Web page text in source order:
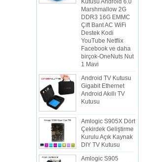
DDR3 16G EMMC
Çift Bant AC WiFi
Destek Kodi
YouTube Netflix
Facebook ve daha
birçok-OneNuts Nut
1 Mavi
Gigabit Ethernet
Android Akıllı TV
Kutusu
Çekirdek Geliştirme
Kurulu Açık Kaynak
DIY TV Kutusu
Android TV Kutusu